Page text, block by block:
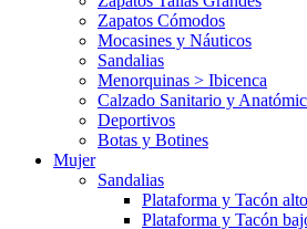
Zapatos Cómodos
Mocasines y Náuticos
Sandalias
Menorquinas > Ibicenca
Calzado Sanitario y
Deportivos
Botas y Botines
Mujer
Sandalias
Plataforma y Tacón alto
Plataforma y Tacón